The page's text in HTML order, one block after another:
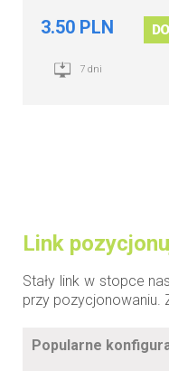
3.50 PLN
7 dni
Link
Stały link w stopce
przy pozycjonowaniu.
Popularne